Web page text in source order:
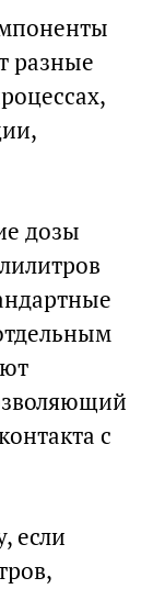
разные
дозы
с
если